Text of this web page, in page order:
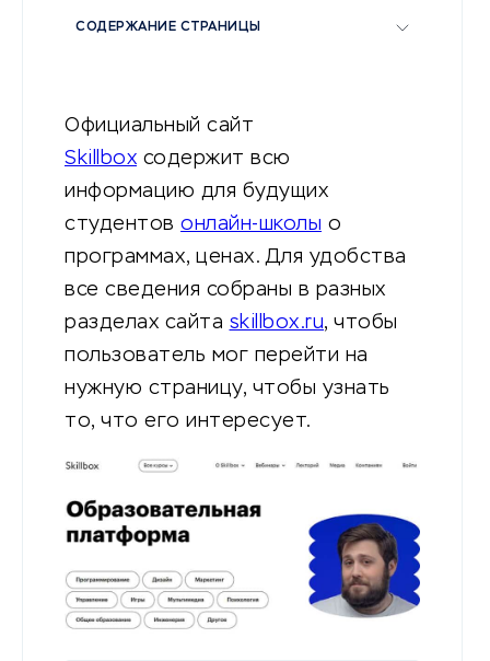
СОДЕРЖАНИЕ СТРАНИЦЫ
Официальный сайт
Skillbox содержит всю
информацию для будущих
студентов онлайн-школы о
программах, ценах. Для удобства
все сведения собраны в разных
разделах сайта skillbox.ru, чтобы
пользователь мог перейти на
нужную страницу, чтобы узнать
то, что его интересует.